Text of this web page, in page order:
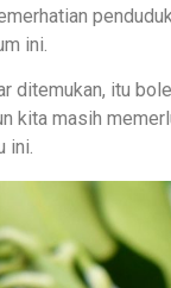
ini.
ditemukan, itu
kita masih
ini.